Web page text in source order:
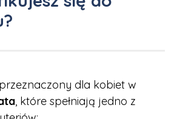
dla kobiet w
, które spełniają jedno z